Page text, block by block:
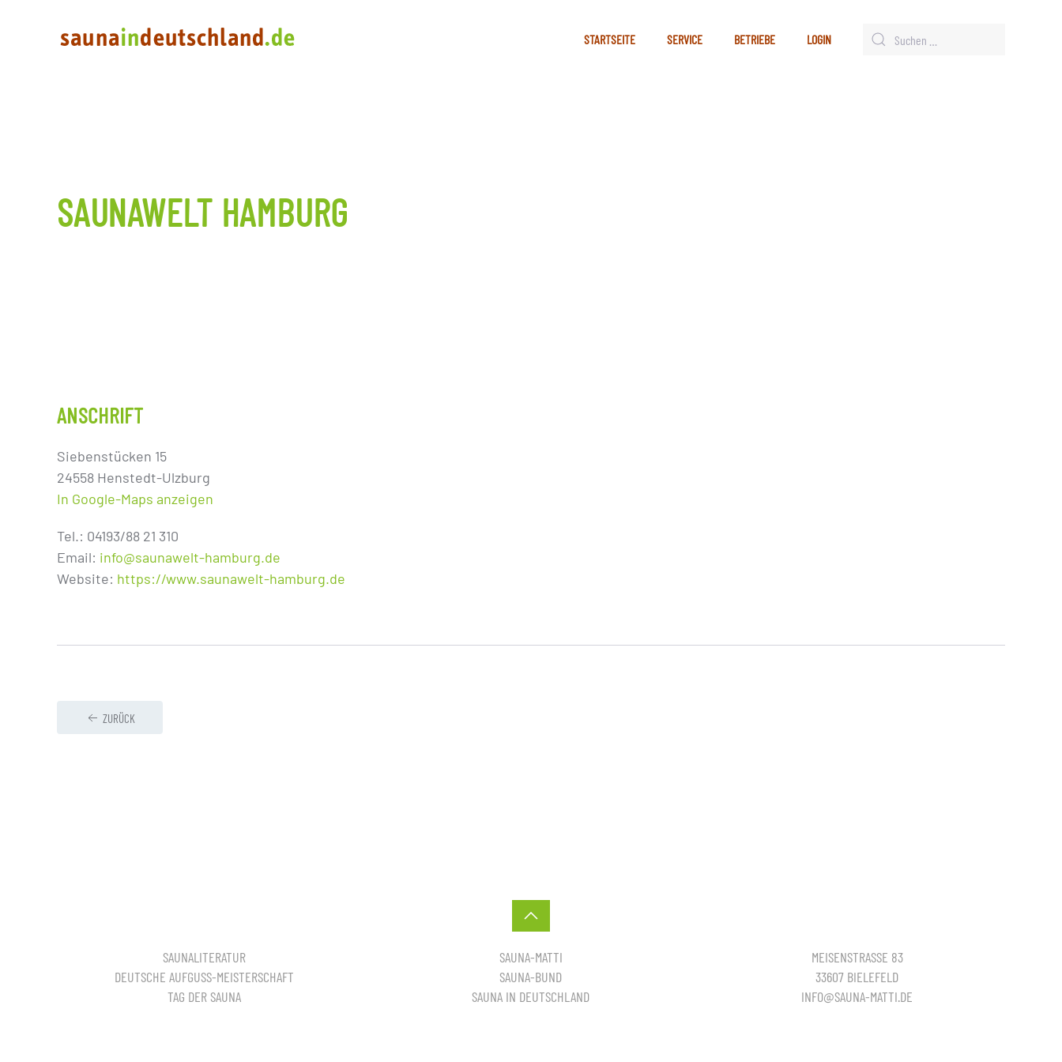
STARTSEITE SERVICE BETRIEBE LOGIN
SAUNAWELT HAMBURG
ANSCHRIFT
Siebenstücken 15
24558 Henstedt-Ulzburg
In Google-Maps anzeigen
Tel.: 04193/88 21 310
Email: info@saunawelt-hamburg.de
Website: https://www.saunawelt-hamburg.de
ZURÜCK
SAUNALITERATUR
DEUTSCHE AUFGUSS-MEISTERSCHAFT
TAG DER SAUNA
SAUNA-MATTI
SAUNA-BUND
SAUNA IN DEUTSCHLAND
MEISENSTRASSE 83
33607 BIELEFELD
INFO@SAUNA-MATTI.DE